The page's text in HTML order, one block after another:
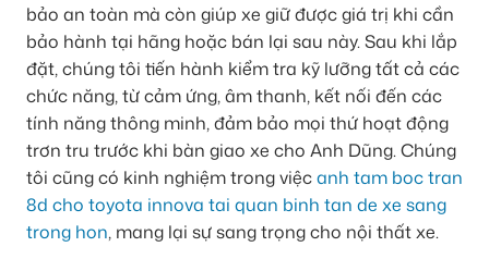
bảo an toàn mà còn giúp xe giữ được giá trị khi cần
bảo hành tại hãng hoặc bán lại sau này. Sau khi lắp
đặt, chúng tôi tiến hành kiểm tra kỹ lưỡng tất cả các
chức năng, từ cảm ứng, âm thanh, kết nối đến các
tính năng thông minh, đảm bảo mọi thứ hoạt động
trơn tru trước khi bàn giao xe cho Anh Dũng. Chúng
tôi cũng có kinh nghiệm trong việcanh tam boc tran
8d cho toyota innova tai quan binh tan de xe sang
trong hon, mang lại sự sang trọng cho nội thất xe.